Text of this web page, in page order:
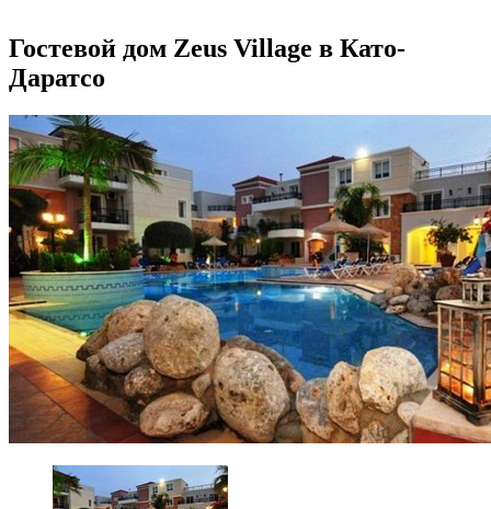
Гостевой дом Zeus Village в Като-
Даратсо